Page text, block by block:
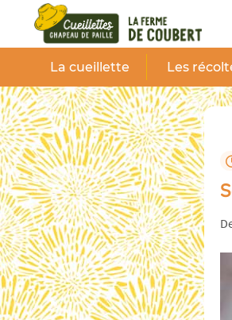
La cueillette Les
Panneau de gestion des cookies